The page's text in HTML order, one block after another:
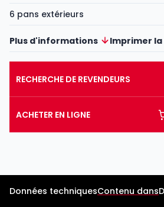
6 pans extérieurs
Plus d'informations Imprimer
RECHERCHE DE REVENDEURS
ACHETER EN LIGNE
Données techniquesContenu dans